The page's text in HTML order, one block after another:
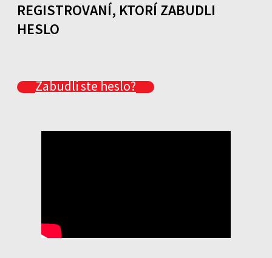
REGISTROVANÍ, KTORÍ ZABUDLI
HESLO
Zabudli ste heslo?